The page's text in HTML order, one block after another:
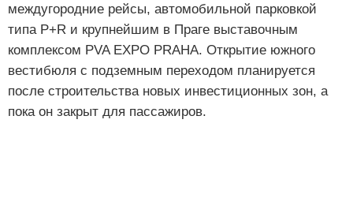
междугородние рейсы, автомобильной парковкой
типа P+R и крупнейшим в Праге выставочным
комплексом PVA EXPO PRAHA. Открытие южного
вестибюля с подземным переходом планируется
после строительства новых инвестиционных зон, а
пока он закрыт для пассажиров.